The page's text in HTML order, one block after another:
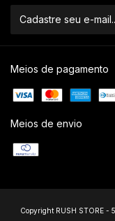
Meios de pagamento
Meios de envio
Copyright RUSH STORE -